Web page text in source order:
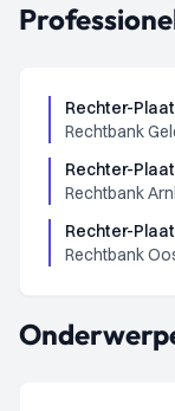
Rechter-
Rechtbank
Rechter-
Rechtbank
Rechter-
Rechtbank